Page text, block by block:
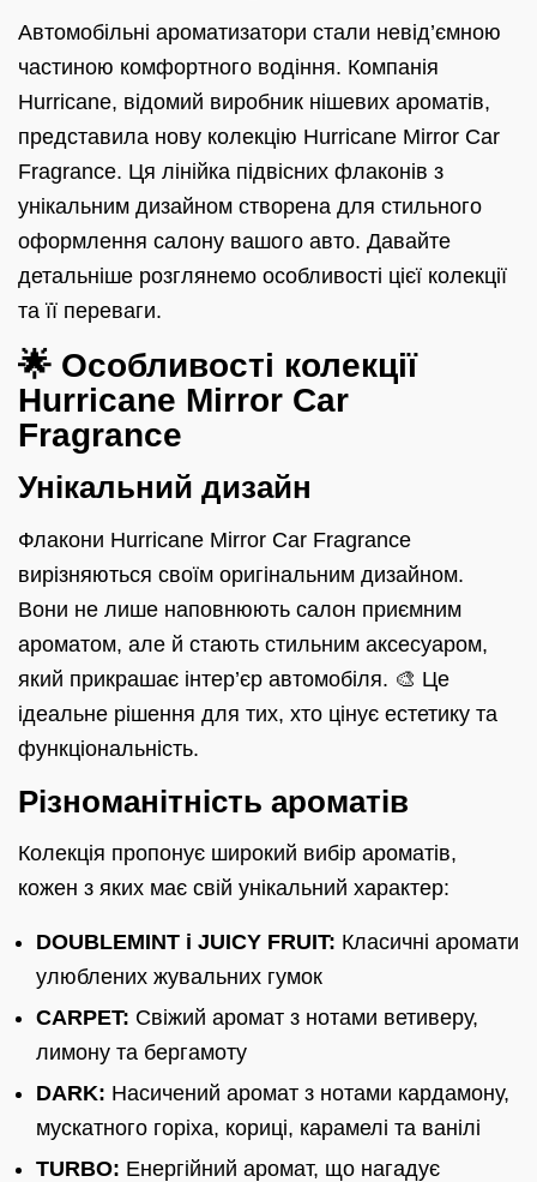
Автомобільні ароматизатори стали невід’ємною
частиною комфортного водіння. Компанія
Hurricane, відомий виробник нішевих ароматів,
представила нову колекцію Hurricane Mirror Car
Fragrance. Ця лінійка підвісних флаконів з
унікальним дизайном створена для стильного
оформлення салону вашого авто. Давайте
детальніше розглянемо особливості цієї колекції
та її переваги.
🌟 Особливості колекції
Hurricane Mirror Car
Fragrance
Унікальний дизайн
Флакони Hurricane Mirror Car Fragrance
вирізняються своїм оригінальним дизайном.
Вони не лише наповнюють салон приємним
ароматом, але й стають стильним аксесуаром,
який прикрашає інтер’єр автомобіля. 🎨 Це
ідеальне рішення для тих, хто цінує естетику та
функціональність.
Різноманітність ароматів
Колекція пропонує широкий вибір ароматів,
кожен з яких має свій унікальний характер:
DOUBLEMINT і JUICY FRUIT: Класичні аромати
улюблених жувальних гумок
CARPET: Свіжий аромат з нотами ветиверу,
лимону та бергамоту
DARK: Насичений аромат з нотами кардамону,
мускатного горіха, кориці, карамелі та ванілі
TURBO: Енергійний аромат, що нагадує